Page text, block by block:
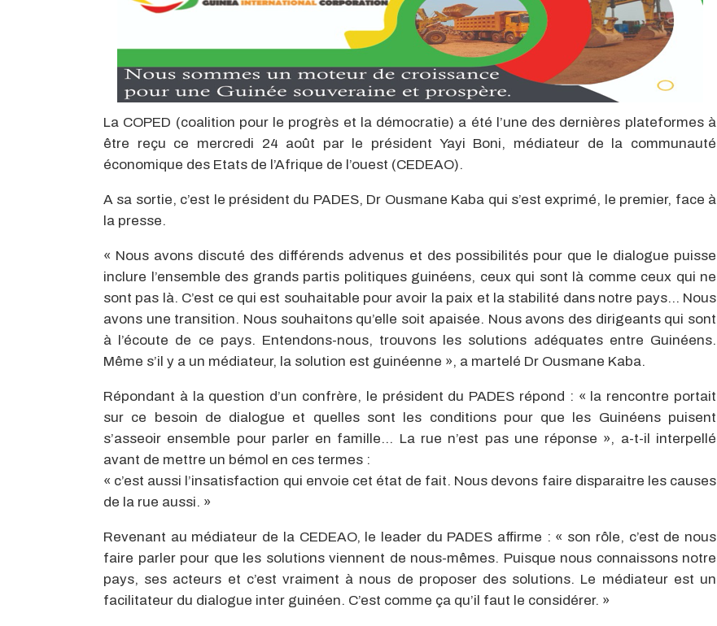
La COPED (coalition pour le progrès et la démocratie) a été l’une des dernières plateformes à
être reçu ce mercredi 24 août par le président Yayi Boni, médiateur de la communauté
économique des Etats de l’Afrique de l’ouest (CEDEAO).
A sa sortie, c’est le président du PADES, Dr Ousmane Kaba qui s’est exprimé, le premier, face à
la presse.
« Nous avons discuté des différends advenus et des possibilités pour que le dialogue puisse
inclure l’ensemble des grands partis politiques guinéens, ceux qui sont là comme ceux qui ne
sont pas là. C’est ce qui est souhaitable pour avoir la paix et la stabilité dans notre pays… Nous
avons une transition. Nous souhaitons qu’elle soit apaisée. Nous avons des dirigeants qui sont
à l’écoute de ce pays. Entendons-nous, trouvons les solutions adéquates entre Guinéens.
Même s’il y a un médiateur, la solution est guinéenne », a martelé Dr Ousmane Kaba.
Répondant à la question d’un confrère, le président du PADES répond : « la rencontre portait
sur ce besoin de dialogue et quelles sont les conditions pour que les Guinéens puisent
s’asseoir ensemble pour parler en famille… La rue n’est pas une réponse », a-t-il interpellé
avant de mettre un bémol en ces termes :
« c’est aussi l’insatisfaction qui envoie cet état de fait. Nous devons faire disparaitre les causes
de la rue aussi. »
Revenant au médiateur de la CEDEAO, le leader du PADES affirme : « son rôle, c’est de nous
faire parler pour que les solutions viennent de nous-mêmes. Puisque nous connaissons notre
pays, ses acteurs et c’est vraiment à nous de proposer des solutions. Le médiateur est un
facilitateur du dialogue inter guinéen. C’est comme ça qu’il faut le considérer. »